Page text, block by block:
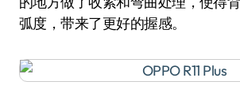
弧度，带来了更好的握感。